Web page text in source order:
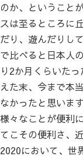
か、ということ
は至るところに
り、遊んだりし
比べると日本人
2か月くらいた
末、今まで本
かったと思いま
々なことが便利
こその便利さ、
において、世